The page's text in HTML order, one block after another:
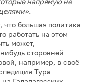
что большая политика
работать на этом
может,
сторонней
например, в своё
Тура